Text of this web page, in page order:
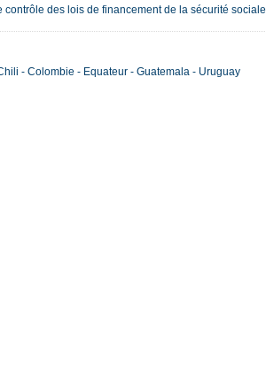
des lois de financement de la sécurité sociale
- Colombie - Equateur - Guatemala - Uruguay